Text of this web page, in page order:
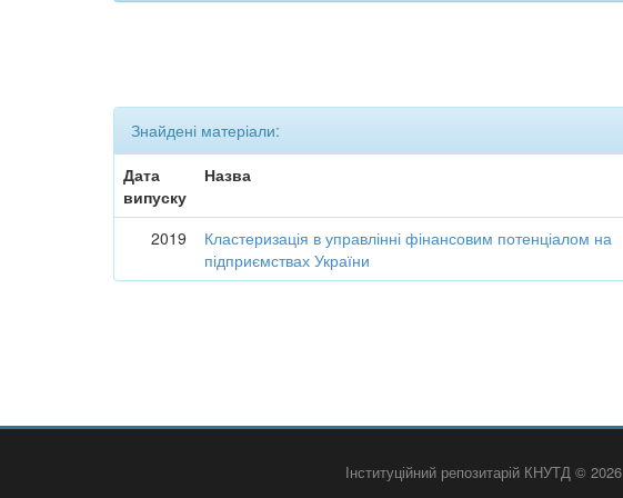
Знайдені матеріали:
Дата
випуску
Назва
2019
Кластеризація в управлінні фінансовим потенціалом на
підприємствах України
Інституційний репозитарій КНУТД © 2026